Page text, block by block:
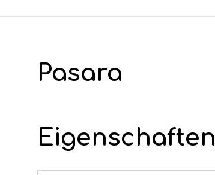
Pasara
Eigenschaften